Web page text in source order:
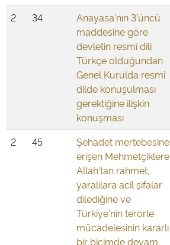
2 34
Anayasa'nın 3'üncü
maddesine göre
devletin resmî dili
Türkçe olduğundan
Genel Kurulda resmî
dilde konuşulması
gerektiğine ilişkin
konuşması
2 45
Şehadet mertebesine
erişen Mehmetçiklere
Allah'tan rahmet,
yaralılara acil şifalar
dilediğine ve
Türkiye'nin terörle
mücadelesinin kararlı
bir biçimde devam